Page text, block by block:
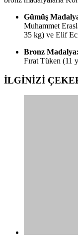
Gümüş
Muhammet
35 kg) ve Elif
Bronz Madalya:
Fırat Tüken (11
İLGİNİZİ